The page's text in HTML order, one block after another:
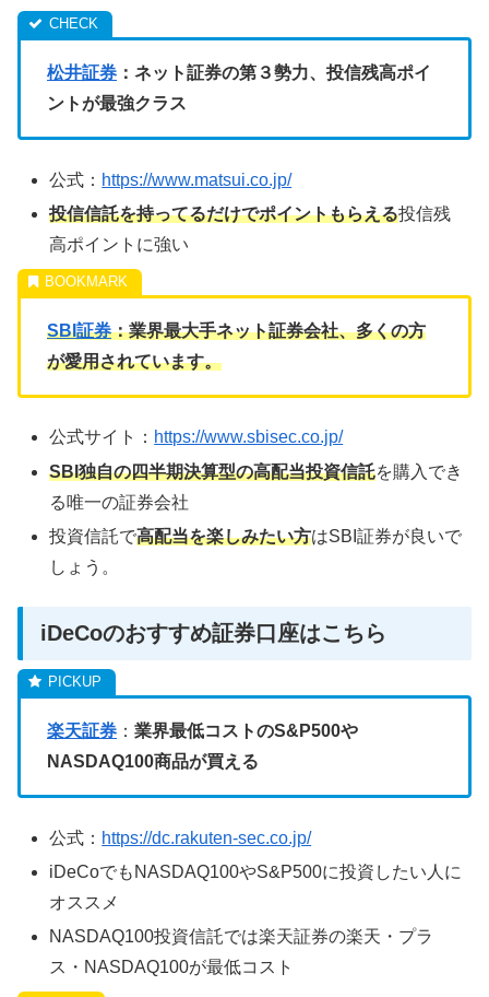
松井証券 ：ネット証券の第３勢力、投信残高ポイ
ントが最強クラス
公式： https://www.matsui.co.jp/
投信信託を持ってるだけでポイントもらえる投信残
高ポイントに強い
SBI証券：業界最大手ネット証券会社、多くの方
が愛用されています。
公式サイト： https://www.sbisec.co.jp/
SBI独自の四半期決算型の高配当投資信託を購入でき
る唯一の証券会社
投資信託で高配当を楽しみたい方はSBI証券が良いで
しょう。
iDeCoのおすすめ証券口座はこちら
楽天証券 ： 業界最低コストのS&P500や
NASDAQ100商品が買える
公式： https://dc.rakuten-sec.co.jp/
iDeCoでもNASDAQ100やS&P500に投資したい人に
オススメ
NASDAQ100投資信託では楽天証券の楽天・プラ
ス・NASDAQ100が最低コスト